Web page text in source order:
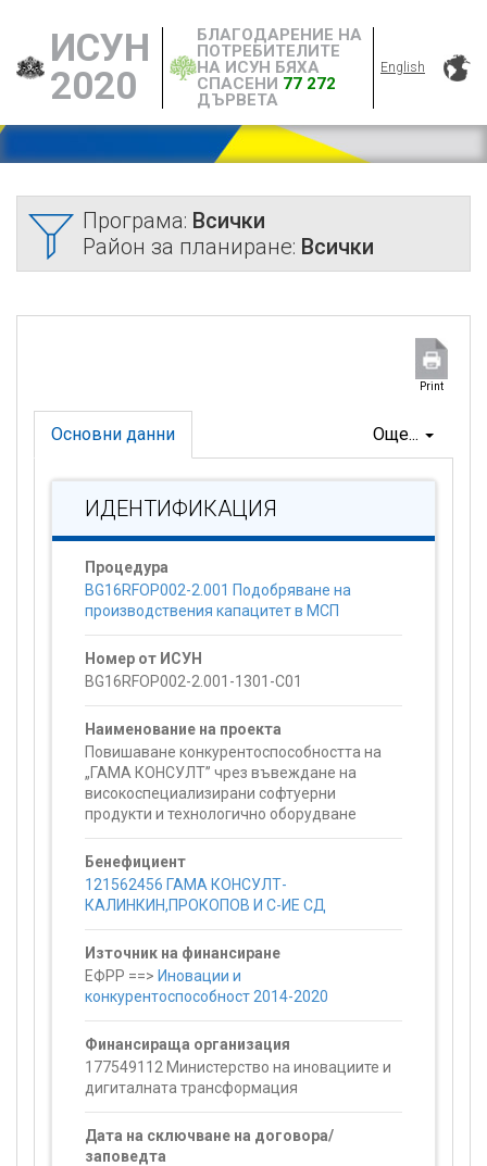
ИСУН
2020
БЛАГОДАРЕНИЕ НА
ПОТРЕБИТЕЛИТЕ
НА ИСУН БЯХА
СПАСЕНИ 77 272
ДЪРВЕТА
English
Програма: Всички
Район за планиране: Всички
Print
Още...
Основни данни
ИДЕНТИФИКАЦИЯ
Процедура
BG16RFOP002-2.001 Подобряване на
производствения капацитет в МСП
Номер от ИСУН
BG16RFOP002-2.001-1301-C01
Наименование на проекта
Повишаване конкурентоспособността на
„ГАМА КОНСУЛТ” чрез въвеждане на
високоспециализирани софтуерни
продукти и технологично оборудванe
Бенефициент
121562456 ГАМА КОНСУЛТ-
КАЛИНКИН,ПРОКОПОВ И С-ИЕ СД
Източник на финансиране
ЕФРР ==> Иновации и
конкурентоспособност 2014-2020
Финансираща организация
177549112 Министерство на иновациите и
дигиталната трансформация
Дата на сключване на договора/
заповедта